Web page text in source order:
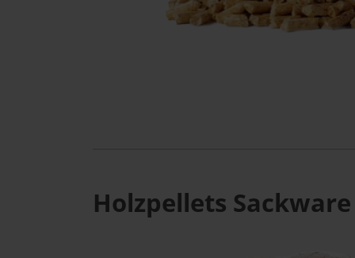
Holzpellets